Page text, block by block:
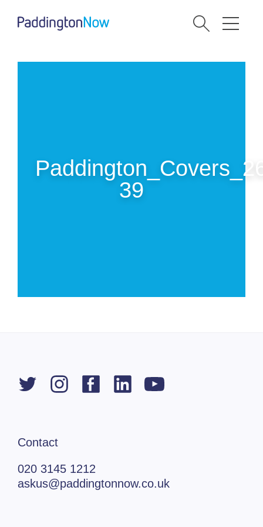
39
Contact
020 3145 1212
askus@paddingtonnow.co.uk